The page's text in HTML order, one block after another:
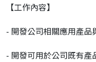
【工作內容】
- 開發公司相關應用產品
- 開發可用於公司既有產